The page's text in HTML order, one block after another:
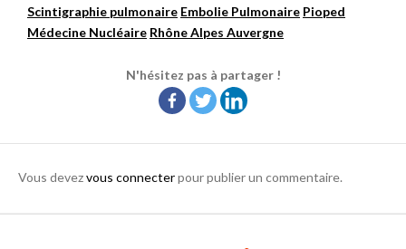
Scintigraphie pulmonaire Embolie Pulmonaire Pioped
Médecine Nucléaire Rhône Alpes Auvergne
N'hésitez pas à partager !
Vous devezvous connecterpour publier un commentaire.